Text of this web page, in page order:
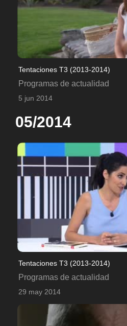
Tentaciones T3 (2013-2014)
Programas de actualidad
5 jun 2014
05/2014
Tentaciones T3 (2013-2014)
Programas de actualidad
29 may 2014